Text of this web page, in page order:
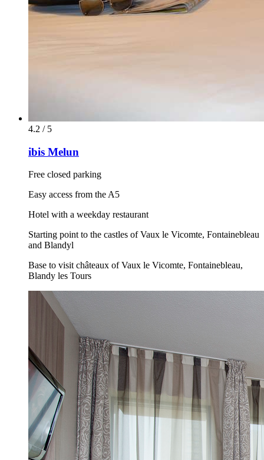
4.2 / 5
ibis Melun
Free closed parking
Easy access from the A5
Hotel with a weekday restaurant
Starting point to the castles of Vaux le Vicomte, Fontainebleau
and Blandyl
Base to visit châteaux of Vaux le Vicomte, Fontainebleau,
Blandy les Tours